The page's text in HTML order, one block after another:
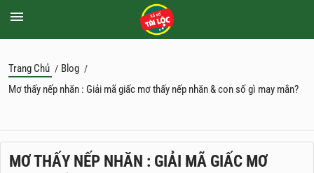
Trang Chủ / Blog /
Mơ thấy nếp nhăn : Giải mã giấc mơ thấy nếp nhăn & con số gì may mắn?
MƠ THẤY NẾP NHĂN : GIẢI MÃ GIẤC MƠ